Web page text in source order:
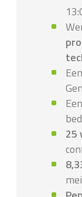
25